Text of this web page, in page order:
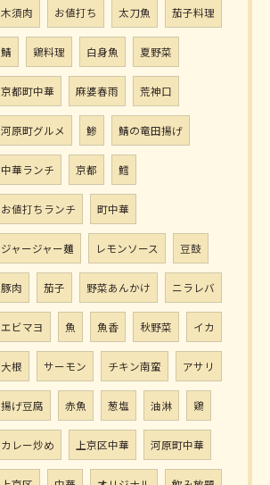
木須肉 お値打ち 太刀魚 茄子料理
鯖 鶏料理 白身魚 夏野菜
京都町中華 麻婆春雨 荒神口
河原町グルメ 鯵 鯖の竜田揚げ
中華ランチ 京都 鱈
お値打ちランチ 町中華
ジャージャー麺 レモンソース 豆鼓
豚肉 茄子 野菜あんかけ ニラレバ
エビマヨ 魚 魚香 秋野菜 イカ
大根 サーモン チキン南蛮 アサリ
揚げ豆腐 赤魚 葱塩 油淋 鶏
カレー炒め 上京区中華 河原町中華